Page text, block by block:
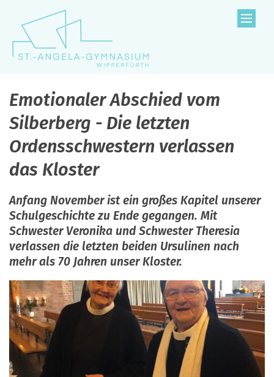
Zum Inhalt springen
Emotionaler Abschied vom
Silberberg - Die letzten
Ordensschwestern verlassen
das Kloster
Anfang November ist ein großes Kapitel unserer
Schulgeschichte zu Ende gegangen. Mit
Schwester Veronika und Schwester Theresia
verlassen die letzten beiden Ursulinen nach
mehr als 70 Jahren unser Kloster.